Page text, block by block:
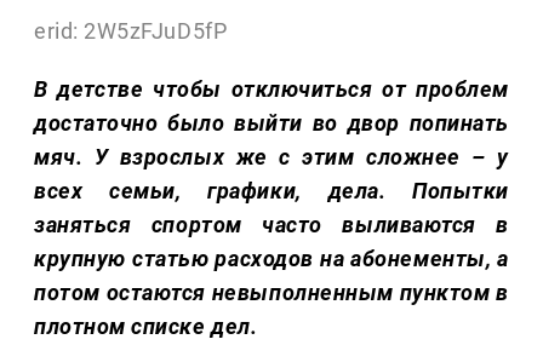
erid: 2W5zFJuD5fP
В детстве чтобы отключиться от проблем
достаточно было выйти во двор попинать
мяч. У взрослых же с этим сложнее – у
всех семьи, графики, дела. Попытки
заняться спортом часто выливаются в
крупную статью расходов на абонементы, а
потом остаются невыполненным пунктом в
плотном списке дел.